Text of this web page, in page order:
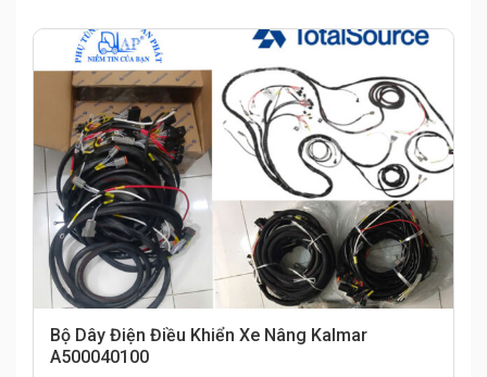
Bộ Dây Điện Điều Khiển Xe Nâng Kalmar
A500040100